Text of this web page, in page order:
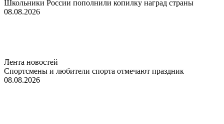
Школьники России пополнили копилку наград страны
08.08.2026
Лента новостей
Спортсмены и любители спорта отмечают праздник
08.08.2026